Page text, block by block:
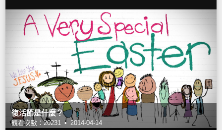
復活節是什麼？
觀看次數：20231 • 2014-04-14